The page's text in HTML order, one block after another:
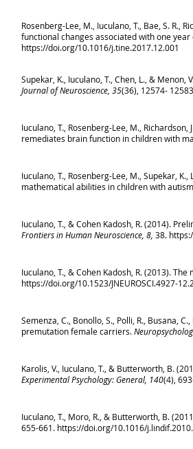
Rosenberg-Lee, M., Iuculano, T., Bae, S. R.,
functional changes associated with one
https://doi.org/10.1016/j.tine.2017.12.001
Supekar, K., Iuculano, T., Chen, L., &
Journal of Neuroscience, 35(36), 12574-
Iuculano, T., Rosenberg-Lee, M.,
remediates brain function in children with
Iuculano, T., Rosenberg-Lee, M., Supekar,
mathematical abilities in children with
Iuculano, T., & Cohen Kadosh, R. (2014).
Frontiers in Human Neuroscience, 8, 38.
Iuculano, T., & Cohen Kadosh, R. (2013).
https://doi.org/10.1523/JNEUROSCI.4927-
Semenza, C., Bonollo, S., Polli, R., Busana,
premutation female carriers.
Karolis, V., Iuculano, T., & Butterworth, B.
Experimental Psychology: General, 140(4),
Iuculano, T., Moro, R., & Butterworth, B.
655-661. https://doi.org/10.1016/